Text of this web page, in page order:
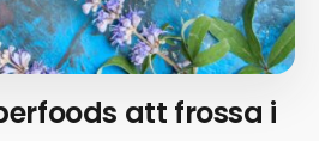
att frossa i